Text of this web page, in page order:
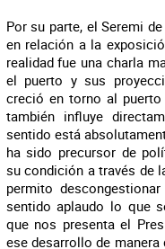
Por su parte, el Seremi
en relación a la
realidad fue una charla
el puerto y sus
creció en torno al
también influye
sentido está
ha sido precursor de
su condición a través de
permito
sentido aplaudo lo que
que nos presenta el
ese desarrollo de